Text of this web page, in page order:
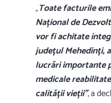
„Toate facturile
Național de
vor fi achitate
județul Mehedinți,
lucrări importante
medicale
calității vieții”, a